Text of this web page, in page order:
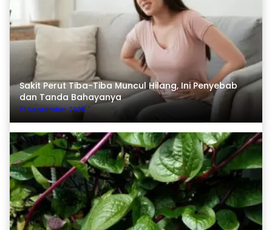
Sakit Perut Tiba-Tiba Muncul Hilang, Ini Penyebab
dan Tanda Bahayanya
21 September 2025